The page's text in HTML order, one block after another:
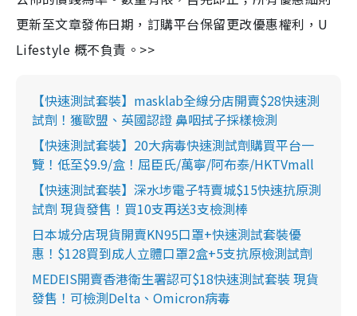
更新至文章發佈日期，訂購平台保留更改優惠權利，U
Lifestyle 概不負責。>>
【快速測試套裝】masklab全線分店開賣$28快速測
試劑！獲歐盟、英國認證 鼻咽拭子採樣檢測
【快速測試套裝】20大病毒快速測試劑購買平台一
覽！低至$9.9/盒！屈臣氏/萬寧/阿布泰/HKTVmall
【快速測試套裝】深水埗電子特賣城$15快速抗原測
試劑 現貨發售！買10支再送3支檢測棒
日本城分店現貨開賣KN95口罩+快速測試套裝優
惠！$128買到成人立體口罩2盒+5支抗原檢測試劑
MEDEIS開賣香港衛生署認可$18快速測試套裝 現貨
發售！可檢測Delta、Omicron病毒